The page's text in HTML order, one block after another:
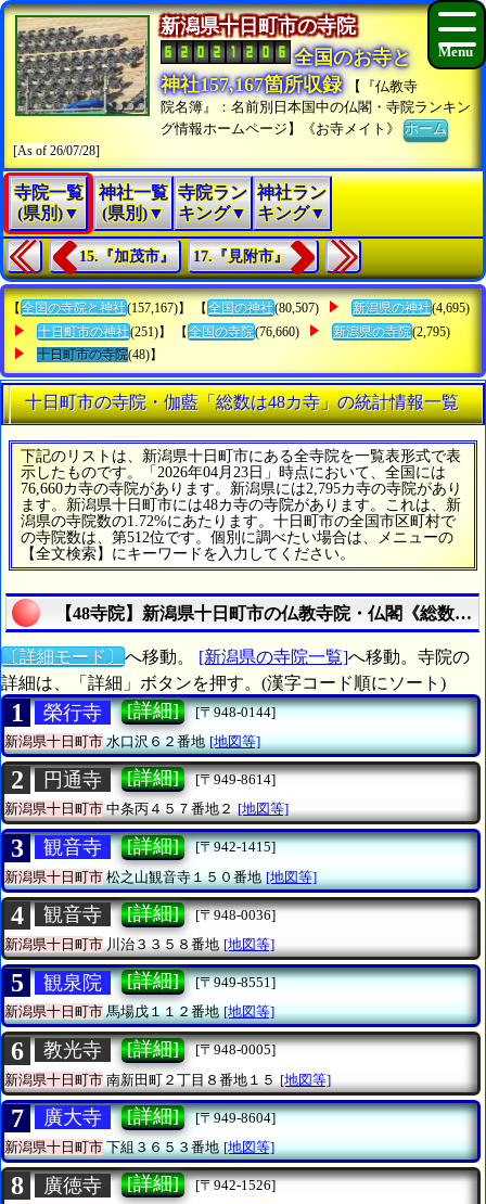
新潟県十日町市の寺院
全国のお寺と
神社157,167箇所収録
【『仏教寺
院名簿』：名前別日本国中の仏閣・寺院ランキン
グ情報ホームページ】《お寺メイト》ホーム
[As of 26/07/28]
寺院一覧
(県別)▼
神社一覧
(県別)▼
寺院ラン
キング▼
神社ラン
キング▼
15.『加茂市』 17.『見附市』
【 全国の寺院と神社(157,167)】 【 全国の神社(80,507) 新潟県の神社(4,695)
十日町市の神社(251)】 【 全国の寺院(76,660) 新潟県の寺院(2,795)
十日町市の寺院(48)】
十日町市の寺院・伽藍「総数は48カ寺」の統計情報一覧
下記のリストは、新潟県十日町市にある全寺院を一覧表形式で表
示したものです。「2026年04月23日」時点において、全国には
76,660カ寺の寺院があります。新潟県には2,795カ寺の寺院があり
ます。新潟県十日町市には48カ寺の寺院があります。これは、新
潟県の寺院数の1.72%にあたります。十日町市の全国市区町村で
の寺院数は、第512位です。個別に調べたい場合は、メニューの
【全文検索】にキーワードを入力してください。
【48寺院】新潟県十日町市の仏教寺院・仏閣《総数は
〔詳細モード〕 へ移動。 [新潟県の寺院一覧]へ移動。寺院の
詳細は、「詳細」ボタンを押す。(漢字コード順にソート)
1 榮行寺 [詳細]
[〒948-0144]
新潟県十日町市水口沢６２番地 [地図等]
2 円通寺 [詳細]
[〒949-8614]
新潟県十日町市中条丙４５７番地２ [地図等]
3 観音寺 [詳細]
[〒942-1415]
新潟県十日町市松之山観音寺１５０番地 [地図等]
4 観音寺 [詳細]
[〒948-0036]
新潟県十日町市 川治３３５８番地 [地図等]
5 観泉院 [詳細]
[〒949-8551]
新潟県十日町市馬場戊１１２番地 [地図等]
6 教光寺 [詳細]
[〒948-0005]
新潟県十日町市 南新田町２丁目８番地１５ [地図等]
7 廣大寺 [詳細]
[〒949-8604]
新潟県十日町市下組３６５３番地 [地図等]
8 廣徳寺 [詳細]
[〒942-1526]